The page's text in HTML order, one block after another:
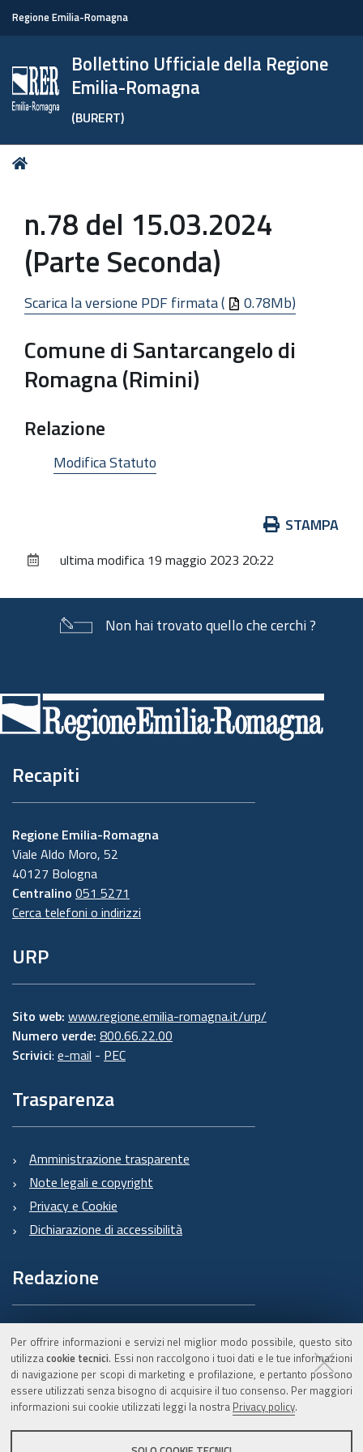
Per offrire informazioni e servizi nel miglior modo possibile, questo sito
utilizzacookie tecnici. Essi non raccolgono i tuoi dati e le tue informazioni
di navigazione per scopi di marketing e profilazione, e pertanto possono
essere utilizzati senza bisogno di acquisire il tuo consenso. Per maggiori
informazioni sui cookie utilizzati leggi la nostra Privacy policy.
Regione Emilia-Romagna
Bollettino Ufficiale della Regione
Emilia-Romagna
(BURERT)
Tu
n.78 del 15.03.2024
(Parte Seconda)
Scarica la versione PDF firmata ( 0.78Mb)
Comune di Santarcangelo di
Romagna (Rimini)
Relazione
Modifica Statuto
documento
STAMPA
ultima modifica 19 maggio 2023 20:22
Non hai trovato quello che cerchi ?
di
pagina
Recapiti
Regione Emilia-Romagna
Viale Aldo Moro, 52
40127 Bologna
Centralino 051 5271
Cerca telefoni o indirizzi
URP
Sito web: www.regione.emilia-romagna.it/urp/
Numero verde: 800.66.22.00
Scrivici: e-mail - PEC
Trasparenza
Amministrazione trasparente
Note legali e copyright
Privacy e Cookie
Dichiarazione di accessibilità
Redazione
Informazioni sul Burert
e contatti
C.F. 800.625.903.79